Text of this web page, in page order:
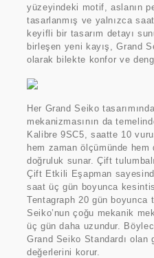
yüzeyindeki motif, aslanın
tasarlanmış ve yalnızca
keyifli bir tasarım detayı
birleşen yeni kayış, Grand
olarak bilekte konfor ve
Her Grand Seiko
mekanizmasının da
Kalibre 9SC5, saatte 10
hem zaman ölçümünde
doğruluk sunar. Çift
Çift Etkili Eşapman
saat üç gün boyunca
Tentagraph 20 gün boyunca
Seiko’nun çoğu mekanik
üç gün daha uzundur.
Grand Seiko Standardı
değerlerini korur.